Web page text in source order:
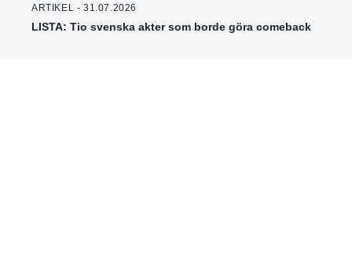
ARTIKEL - 31.07.2026
LISTA: Tio svenska akter som borde göra comeback